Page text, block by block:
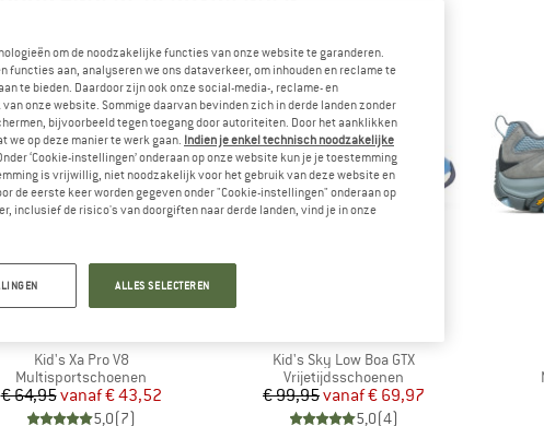
Artikel
Kid's Xa Pro V8
Productgroep
Multisportschoenen
Prijs
€ 64,95 Verlaagde prijs
vanaf€ 43,52
5,0(7)
Artikel
Kid's Sky Low Boa GTX
Productgroep
Vrijetijdsschoenen
Prijs
€ 99,95 Verlaagde prijs
vanaf€ 69,97
5,0(4)
om de noodzakelijke functies van onze website te garanderen.
functies aan, analyseren we ons dataverkeer, om inhouden en reclame te
te bieden. Daardoor zijn ook onze social-media-, reclame- en
onze website. Sommige daarvan bevinden zich in derde landen zonder
bijvoorbeeld tegen toegang door autoriteiten. Door het aanklikken
we op deze manier te werk gaan. Indien je enkel technisch noodzakelijke
‘Cookie-instellingen’ onderaan op onze website kun je je toestemming
is vrijwillig, niet noodzakelijk voor het gebruik van deze website en
de eerste keer worden gegeven onder "Cookie-instellingen" onderaan op
inclusief de risico's van doorgiften naar derde landen, vind je in onze
ALLES SELECTEREN